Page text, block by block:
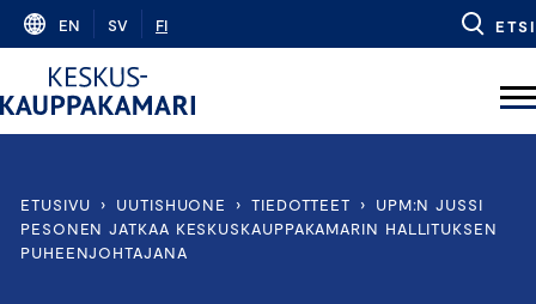
Skip
content
EN SV FI ETSI
ETUSIVU › UUTISHUONE › TIEDOTTEET ›
UPM:N JUSSI
PESONEN JATKAA KESKUSKAUPPAKAMARIN HALLITUKSEN
PUHEENJOHTAJANA